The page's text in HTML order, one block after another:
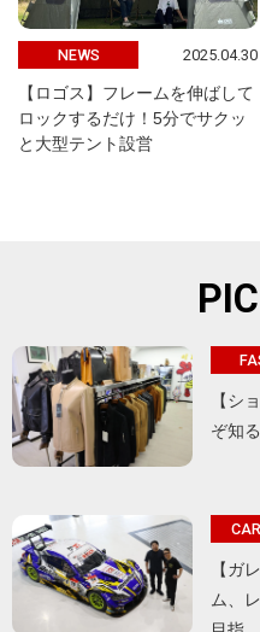
NEWS 2025.04.30
【ロゴス】フレームを伸ばして
ロックするだけ！5分でサクッ
と大型テント設営
【シ
ぞ知
【ガ
ム、